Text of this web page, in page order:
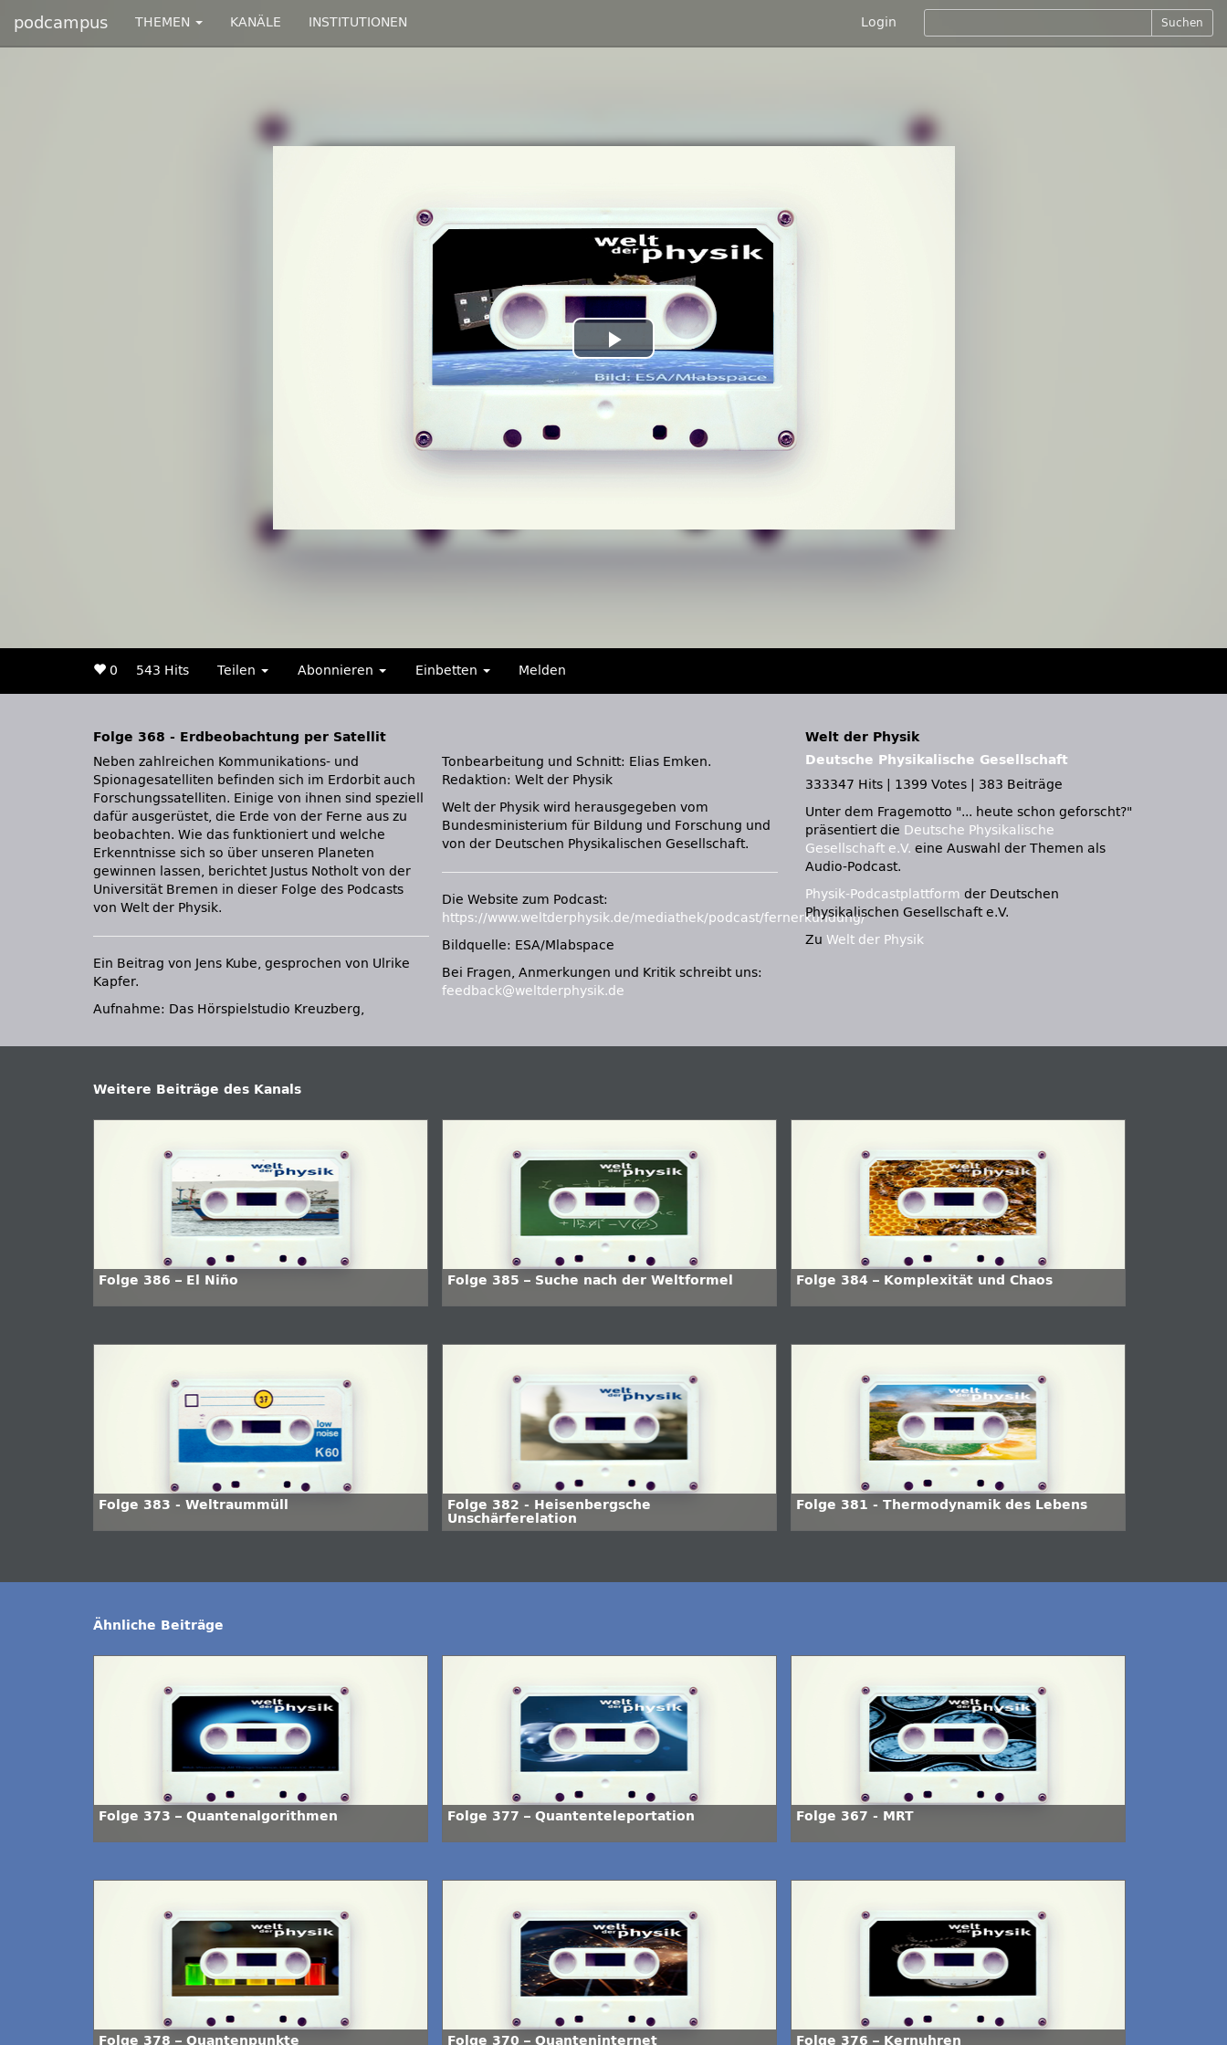
podcampus THEMEN KANÄLE INSTITUTIONEN Login Suchen
Play
Video
0 543 Hits Teilen Abonnieren Einbetten Melden
Folge 368 - Erdbeobachtung per Satellit
Neben zahlreichen Kommunikations- und
Spionagesatelliten befinden sich im Erdorbit auch
Forschungssatelliten. Einige von ihnen sind speziell
dafür ausgerüstet, die Erde von der Ferne aus zu
beobachten. Wie das funktioniert und welche
Erkenntnisse sich so über unseren Planeten
gewinnen lassen, berichtet Justus Notholt von der
Universität Bremen in dieser Folge des Podcasts
von Welt der Physik.
Ein Beitrag von Jens Kube, gesprochen von Ulrike
Kapfer.
Aufnahme: Das Hörspielstudio Kreuzberg,
Tonbearbeitung und Schnitt: Elias Emken.
Redaktion: Welt der Physik
Welt der Physik wird herausgegeben vom
Bundesministerium für Bildung und Forschung und
von der Deutschen Physikalischen Gesellschaft.
Die Website zum Podcast:
https://www.weltderphysik.de/mediathek/podcast/fernerkundung/
Bildquelle: ESA/Mlabspace
Bei Fragen, Anmerkungen und Kritik schreibt uns:
feedback@weltderphysik.de
Welt der Physik
Deutsche Physikalische Gesellschaft
333347 Hits
1399 Votes
383 Beiträge
Unter dem Fragemotto
... heute schon geforscht?
präsentiert die Deutsche Physikalische
Gesellschaft e.V. eine Auswahl der Themen als
Audio-Podcast.
Physik-Podcastplattform der Deutschen
Physikalischen Gesellschaft e.V.
Zu Welt der Physik
Weitere Beiträge des Kanals
Folge 386 – El Niño Folge 385 – Suche nach der Weltformel Folge 384 – Komplexität und Chaos
Folge 383 - Weltraummüll
Folge 382 - Heisenbergsche
Unschärferelation
Folge 381 - Thermodynamik des Lebens
Ähnliche Beiträge
Folge 373 – Quantenalgorithmen Folge 377 – Quantenteleportation Folge 367 - MRT
Folge 378 – Quantenpunkte Folge 370 – Quanteninternet Folge 376 – Kernuhren